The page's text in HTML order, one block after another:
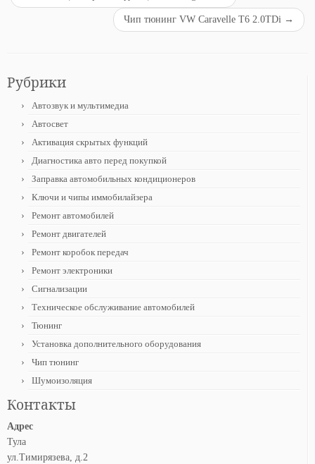
Чип тюнинг VW Caravelle T6 2.0TDi →
Рубрики
Автозвук и мультимедиа
Автосвет
Активация скрытых функций
Диагностика авто перед покупкой
Заправка автомобильных кондиционеров
Ключи и чипы иммобилайзера
Ремонт автомобилей
Ремонт двигателей
Ремонт коробок передач
Ремонт электроники
Сигнализации
Техническое обслуживание автомобилей
Тюнинг
Установка дополнительного оборудования
Чип тюнинг
Шумоизоляция
Контакты
Адрес
Тула
ул.Тимирязева, д.2